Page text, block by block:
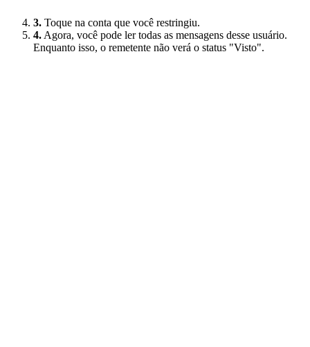
3. Toque na conta que você restringiu.
4. Agora, você pode ler todas as mensagens desse usuário.
Enquanto isso, o remetente não verá o status "Visto".